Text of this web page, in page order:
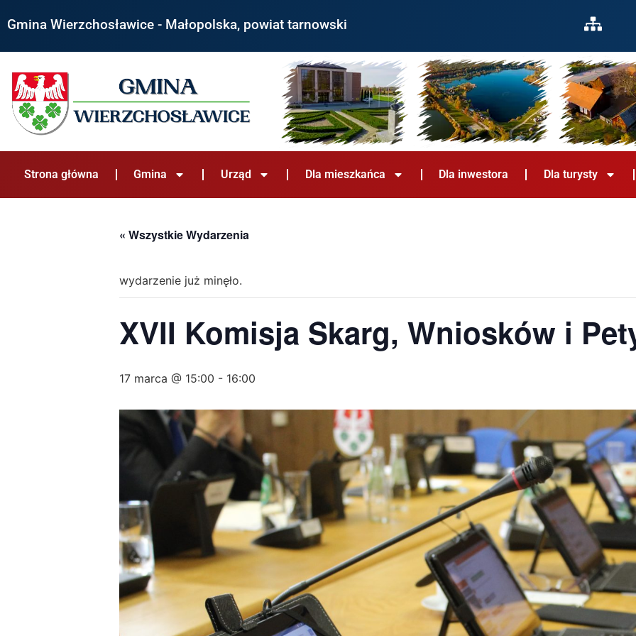
Gmina Wierzchosławice - Małopolska, powiat tarnowski
Strona główna Gmina Urząd Dla mieszkańca Dla inwestora Dla turysty
« Wszystkie Wydarzenia
wydarzenie już minęło.
XVII Komisja Skarg, Wniosków i
17 marca @ 15:00 - 16:00